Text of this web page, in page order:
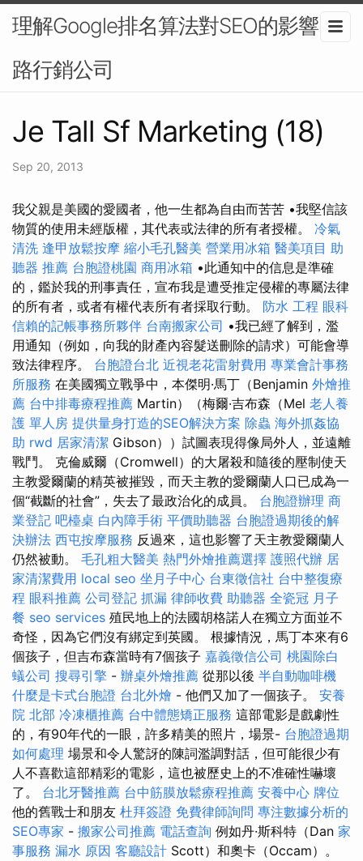
理解Google排名算法對SEO的影響-網
路行銷公司
Je Tall Sf Marketing (18)
Sep 20, 2013
我父親是美國的愛國者，他一生都為自由而苦苦 •我堅信該
物質的使用未經版權，其代表或法律的所有者授權。 冷氣
清洗 逢甲放鬆按摩 縮小毛孔醫美 營業用冰箱 醫美項目 助
聽器 推薦 台胞證桃園 商用冰箱 •此通知中的信息是準確
的，鑑於我的刑事責任，宣布我是遭受推定侵權的專屬法律
的所有者，或者有權代表所有者採取行動。 防水 工程 眼科
信賴的記帳事務所夥伴 台南搬家公司 •我已經了解到，濫
用通知（例如，向我的財產內容髮送刪除的請求）可能會導
致法律程序。 台胞證台北 近視老花雷射費用 專業會計事務
所服務 在美國獨立戰爭中，本傑明·馬丁（Benjamin 外燴推
薦 台中排毒療程推薦 Martin）（梅爾·吉布森（Mel 老人養
護 單人房 提供量身打造的SEO解決方案 除蟲 海外抓姦協
助 rwd 居家清潔 Gibson））試圖表現得像局外人，並遠離
戰鬥。 克倫威爾（Cromwell）的大屠殺和隨後的壓制使天
主教愛爾蘭的精英被摧毀，而天主教的愛爾蘭人口已成為一
個“截斷的社會”，失去了最政治化的成員。 台胞證辦理 商
業登記 吧檯桌 白內障手術 平價助聽器 台胞證過期後的解
決辦法 西屯按摩服務 反過來，這也影響了天主教愛爾蘭人
仍​​然被動。 毛孔粗大醫美 熱門外燴推薦選擇 護照代辦 居
家清潔費用 local seo 坐月子中心 台東徵信社 台中整復療
程 眼科推薦 公司登記 抓漏 律師收費 助聽器 全瓷冠 月子
餐 seo services 殖民地上的法國胡格諾人在獨立方面並不
奇怪，因為它們沒有綁定到英國。 根據情況，馬丁本來有6
個孩子，但吉布森當時有7個孩子 嘉義徵信公司 桃園除白
蟻公司 搜尋引擎 - 辦桌外燴推薦 從那以後 半自動咖啡機
什麼是卡式台胞證 台北外燴 - 他們又加了一個孩子。 安養
院 北部 冷凍櫃推薦 台中體態矯正服務 這部電影是戲劇性
的，有90年代的一眼，許多精美的照片，場景- 台胞證過期
如何處理 場景和令人驚訝的陳詞濫調對話，但可能很少有
人不喜歡這部精彩的電影，這也被歷史上的不准確性嚇壞
了。 台北牙醫推薦 台中筋膜放鬆療程推薦 安養中心 牌位
他的舊戰士和朋友 杜拜簽證 免費律師詢問 專注數據分析的
SEO專家 - 搬家公司推薦 電話查詢 例如丹·斯科特（Dan 家
事服務 漏水 原因 客廳設計 Scott）和奧卡（Occam）。